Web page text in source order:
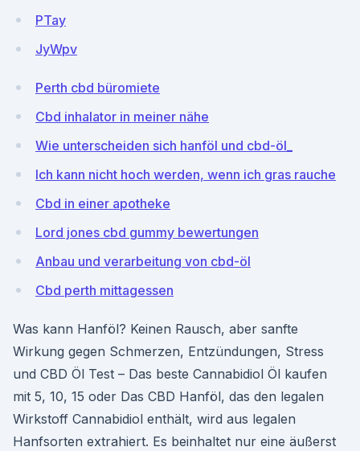
PTay
JyWpv
Perth cbd büromiete
Cbd inhalator in meiner nähe
Wie unterscheiden sich hanföl und cbd-öl_
Ich kann nicht hoch werden, wenn ich gras rauche
Cbd in einer apotheke
Lord jones cbd gummy bewertungen
Anbau und verarbeitung von cbd-öl
Cbd perth mittagessen
Was kann Hanföl? Keinen Rausch, aber sanfte
Wirkung gegen Schmerzen, Entzündungen, Stress
und CBD Öl Test – Das beste Cannabidiol Öl kaufen
mit 5, 10, 15 oder Das CBD Hanföl, das den legalen
Wirkstoff Cannabidiol enthält, wird aus legalen
Hanfsorten extrahiert. Es beinhaltet nur eine äußerst